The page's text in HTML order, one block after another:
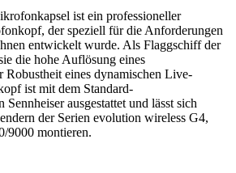
ist ein professioneller
der speziell für die Anforderungen
entwickelt wurde. Als Flaggschiff der
die hohe Auflösung eines
Robustheit eines dynamischen Live-
ist mit dem Standard-
Sennheiser ausgestattet und lässt sich
der Serien evolution wireless G4,
9000 montieren.